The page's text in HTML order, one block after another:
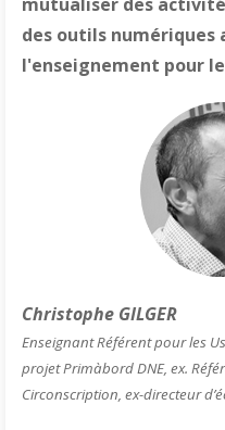
des outils numériques
l'enseignement pour
Christophe GILGER
Enseignant Référent pour les
projet Primàbord DNE, ex.
Circonscription, ex-directeur